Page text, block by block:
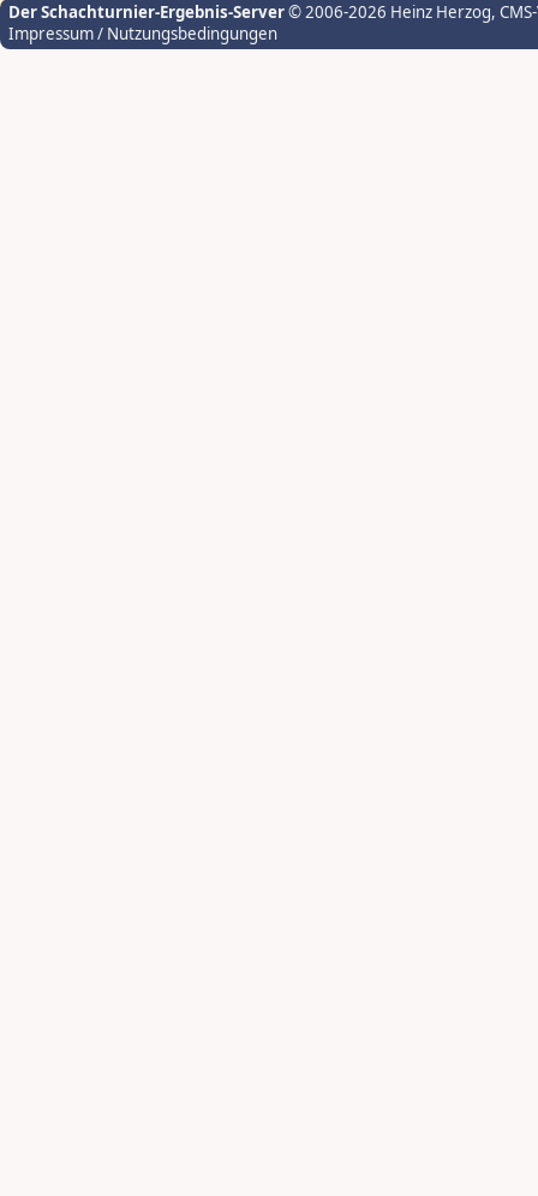
Der Schachturnier-Ergebnis-Server© 2006-2026 Heinz Herzog,
Impressum / Nutzungsbedingungen